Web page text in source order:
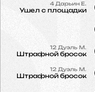
4 Дарьин Е.
Ушел с площадки
12 Дуэль М.
Штрафной бросок
12 Дуэль М.
Штрафной бросок